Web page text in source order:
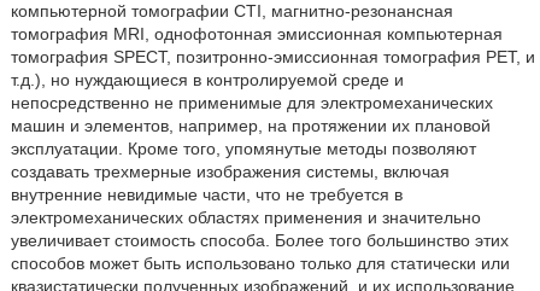
компьютерной томографии CTI, магнитно-резонансная
томография MRI, однофотонная эмиссионная компьютерная
томография SPECT, позитронно-эмиссионная томография PET, и
т.д.), но нуждающиеся в контролируемой среде и
непосредственно не применимые для электромеханических
машин и элементов, например, на протяжении их плановой
эксплуатации. Кроме того, упомянутые методы позволяют
создавать трехмерные изображения системы, включая
внутренние невидимые части, что не требуется в
электромеханических областях применения и значительно
увеличивает стоимость способа. Более того большинство этих
способов может быть использовано только для статически или
квазистатически полученных изображений, и их использование